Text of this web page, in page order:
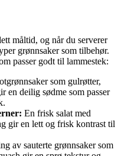
måltid, og når du serverer
grønnsaker som tilbehør.
passer godt til lammestek:
som gulrøtter,
en deilig sødme som passer
En frisk salat med
gir en lett og frisk kontrast til
av sauterte grønnsaker som